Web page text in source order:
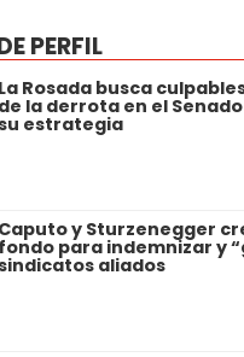
PERFIL
La Rosada busca
de la derrota en el
estrategia
Caputo y Sturzenegger
fondo para indemnizar y
aliados